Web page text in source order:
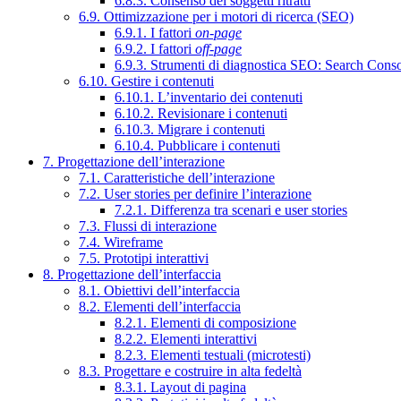
6.9. Ottimizzazione per i motori di ricerca (SEO)
6.9.1. I fattori on-page
6.9.2. I fattori off-page
6.9.3. Strumenti di diagnostica SEO: Search
6.10. Gestire i contenuti
6.10.1. L’inventario dei contenuti
6.10.2. Revisionare i contenuti
6.10.3. Migrare i contenuti
6.10.4. Pubblicare i contenuti
7. Progettazione dell’interazione
7.1. Caratteristiche dell’interazione
7.2. User stories per definire l’interazione
7.2.1. Differenza tra scenari e user stories
7.3. Flussi di interazione
7.4. Wireframe
7.5. Prototipi interattivi
8. Progettazione dell’interfaccia
8.1. Obiettivi dell’interfaccia
8.2. Elementi dell’interfaccia
8.2.1. Elementi di composizione
8.2.2. Elementi interattivi
8.2.3. Elementi testuali (microtesti)
8.3. Progettare e costruire in alta fedeltà
8.3.1. Layout di pagina